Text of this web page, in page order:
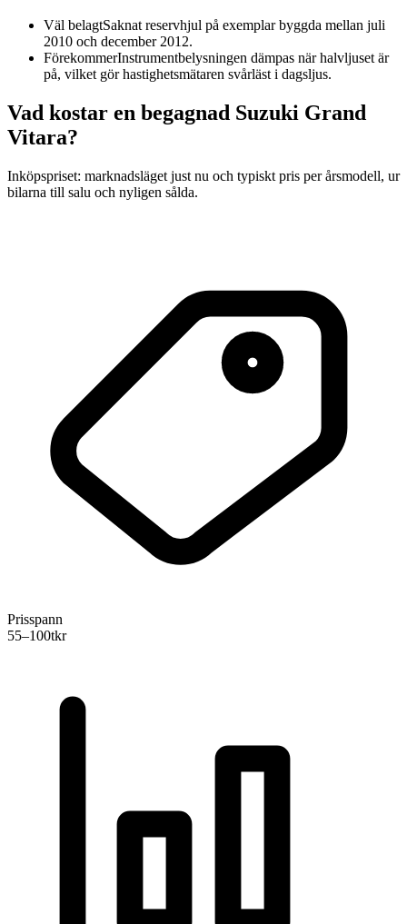
Väl belagtSaknat reservhjul på exemplar byggda mellan juli
2010 och december 2012.
FörekommerInstrumentbelysningen dämpas när halvljuset är
på, vilket gör hastighetsmätaren svårläst i dagsljus.
Vad kostar en begagnad Suzuki Grand
Vitara?
Inköpspriset: marknadsläget just nu och typiskt pris per årsmodell, ur
bilarna till salu och nyligen sålda.
Prisspann
55–100tkr